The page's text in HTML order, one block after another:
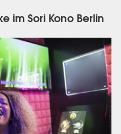
im Sori Kono Berlin